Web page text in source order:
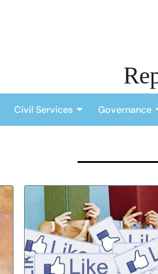
Civil Services Governance